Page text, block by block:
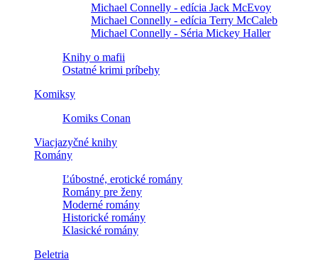
Michael Connelly - edícia Jack McEvoy
Michael Connelly - edícia Terry McCaleb
Michael Connelly - Séria Mickey Haller
Knihy o mafii
Ostatné krimi príbehy
Komiksy
Komiks Conan
Viacjazyčné knihy
Romány
Ľúbostné, erotické romány
Romány pre ženy
Moderné romány
Historické romány
Klasické romány
Beletria